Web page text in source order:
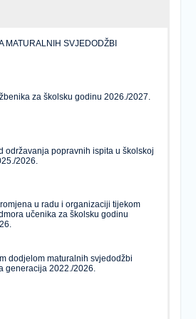
MATURALNIH SVJEDODŽBI
za školsku godinu 2026./2027.
održavanja popravnih ispita u školskoj
2026.
u radu i organizaciji tijekom
učenika za školsku godinu
dodjelom maturalnih svjedodžbi
generacija 2022./2026.